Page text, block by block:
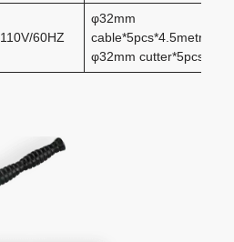
110V/60HZ
φ32mm
cable*5pcs*4.5metros
φ32mm cutter*5pcs